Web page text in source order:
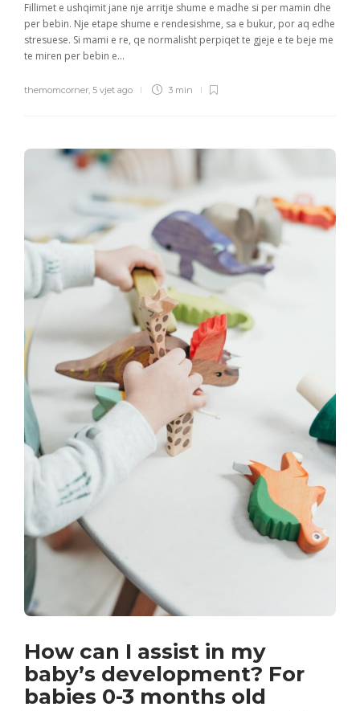
Fillimet e ushqimit jane nje arritje shume e madhe si per mamin dhe
per bebin. Nje etape shume e rendesishme, sa e bukur, por aq edhe
stresuese. Si mami e re, qe normalisht perpiqet te gjeje e te beje me
te miren per bebin e...
themomcorner, 5 vjet ago 3 min
How can I assist in my
baby’s development? For
babies 0-3 months old